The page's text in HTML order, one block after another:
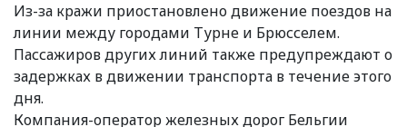
Из-за кражи приостановлено движение поездов на
линии между городами Турне и Брюсселем.
Пассажиров других линий также предупреждают о
задержках в движении транспорта в течение этого
дня.
Компания-оператор железных дорог Бельгии